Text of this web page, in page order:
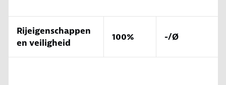
Rijeigenschappen
en veiligheid
100% -/Ø